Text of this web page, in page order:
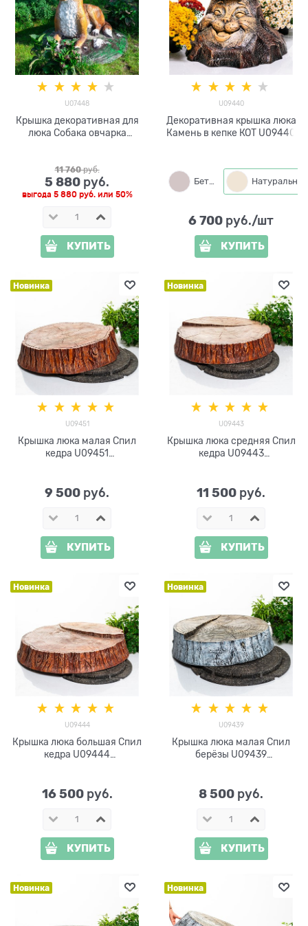
U07448
Крышка декоративная для
люка Собака овчарка
11 760 руб.
5 880 руб.
выгода 5 880 руб.или 50%
КУПИТЬ
U09440
Декоративная крышка люка
Камень в кепке КОТ U09440
Бетон
6 700 руб./шт
КУПИТЬ
Новинка
U09451
Крышка люка малая Спил
кедра U09451
9 500 руб.
КУПИТЬ
Новинка
U09443
Крышка люка средняя Спил
кедра U09443
11 500 руб.
КУПИТЬ
Новинка
U09444
Крышка люка большая Спил
кедра U09444
16 500 руб.
КУПИТЬ
Новинка
U09439
Крышка люка малая Спил
берёзы U09439
8 500 руб.
КУПИТЬ
Новинка Новинка